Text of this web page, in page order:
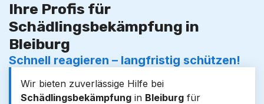
Ihre Profis für
Schädlingsbekämpfung in
Bleiburg
Schnell reagieren – langfristig schützen!
Wir bieten zuverlässige Hilfe bei
Schädlingsbekämpfung in Bleiburg für